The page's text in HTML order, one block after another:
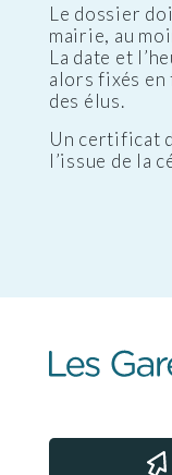
Le dossier
mairie, au
La date et
alors fixés
des élus.
Un certificat
l’issue de la